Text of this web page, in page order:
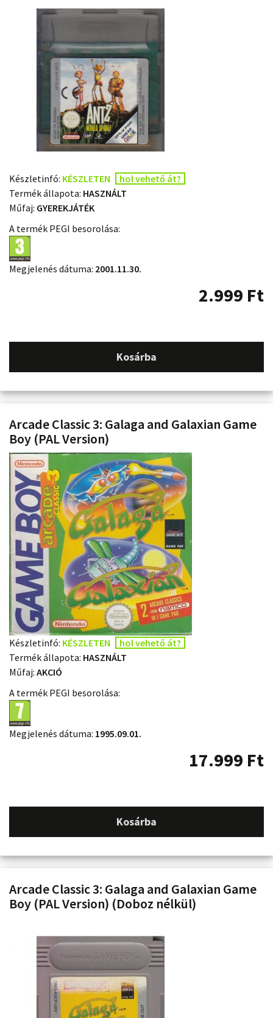
Készletinfó: KÉSZLETEN
hol vehető át?
Termék állapota: HASZNÁLT
Műfaj: GYEREKJÁTÉK
A termék PEGI besorolása:
Megjelenés dátuma: 2001.11.30.
2.999 Ft
Kosárba
Arcade Classic 3: Galaga and Galaxian Game
Boy (PAL Version)
Készletinfó: KÉSZLETEN
hol vehető át?
Termék állapota: HASZNÁLT
Műfaj: AKCIÓ
A termék PEGI besorolása:
Megjelenés dátuma: 1995.09.01.
17.999 Ft
Kosárba
Arcade Classic 3: Galaga and Galaxian Game
Boy (PAL Version) (Doboz nélkül)